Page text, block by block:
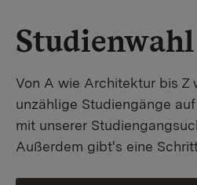
Studienwahl
Von A wie Architektur bis Z
unzählige Studiengänge
mit unserer
Außerdem gibt's eine